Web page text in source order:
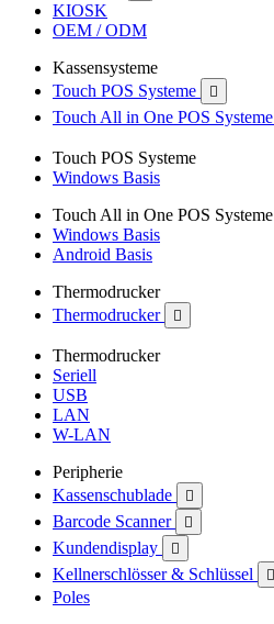
KIOSK
OEM / ODM
Kassensysteme
Touch POS Systeme

Touch All in One POS Systeme
Touch POS Systeme
Windows Basis
Touch All in One POS Systeme
Windows Basis
Android Basis
Thermodrucker
Thermodrucker

Thermodrucker
Seriell
USB
LAN
W-LAN
Peripherie
Kassenschublade

Barcode Scanner 
Kundendisplay 
Kellnerschlösser & Schlüssel 
Poles